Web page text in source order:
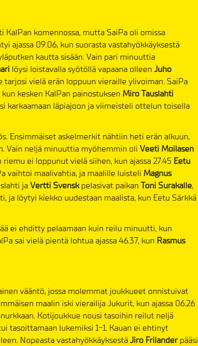
komennossa, mutta SaiPa oli omissa
ajassa 09.06, kun suorasta vastahyökkäyksestä
kautta sisään. Vain pari minuuttia
löysi loistavalla syötöllä vapaana olleen Juho
tarjosi vielä erän loppuun vieraille ylivoiman. SaiPa
kesken KalPan painostuksen Miro Tauslahti
karkaamaan läpiajoon ja viimeisteli ottelun toisella
Ensimmäiset askelmerkit nähtiin heti erän alkuun,
Vain neljä minuuttia myöhemmin oli Veeti Moilasen
ei loppunut vielä siihen, kun ajassa 27.45 Eetu
vaihtoi maalivahtia, ja maalille luisteli Magnus
jaVertti Svenskpelasivat paikan Toni Surakalle,
ja löytyi kiekko uudestaan maalista, kun Eetu Särkkä
ei ehditty pelaamaan kuin reilu minuutti, kun
sai vielä pientä lohtua ajassa 46.37, kun Rasmus
vääntö, jossa molemmat joukkueet onnistuivat
maalin iski vierailija Jukurit, kun ajassa 06.26
Kotijoukkue nousi tasoihin reilut neljä
tasoittamaan lukemiksi 1-1. Kauan ei ehtinyt
Nopeasta vastahyökkäyksestäJiro Frilanderpääsi